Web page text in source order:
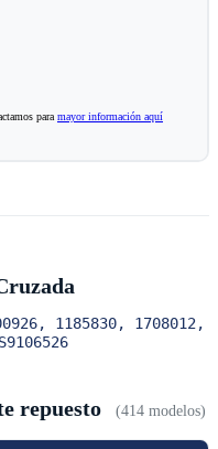
para mayor información aquí
1185830, 1708012,
repuesto (414 modelos)